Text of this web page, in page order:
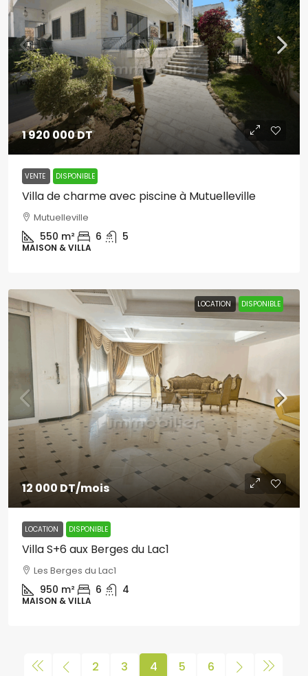
1 920 000 DT
VENTE DISPONIBLE
Villa de charme avec piscine à Mutuelleville
Mutuelleville
550 m² 6 5
MAISON & VILLA
LOCATION DISPONIBLE
12 000 DT/mois
LOCATION DISPONIBLE
Villa S+6 aux Berges du Lac1
Les Berges du Lac1
950 m² 6 4
MAISON & VILLA
2 3 4 5 6